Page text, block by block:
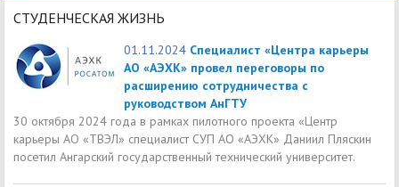
СТУДЕНЧЕСКАЯ ЖИЗНЬ
01.11.2024 Специалист «Центра карьеры
АО «АЭХК» провел переговоры по
расширению сотрудничества с
руководством АнГТУ
30 октября 2024 года в рамках пилотного проекта «Центр
карьеры АО «ТВЭЛ» специалист СУП АО «АЭХК» Даниил Пляскин
посетил Ангарский государственный технический университет.